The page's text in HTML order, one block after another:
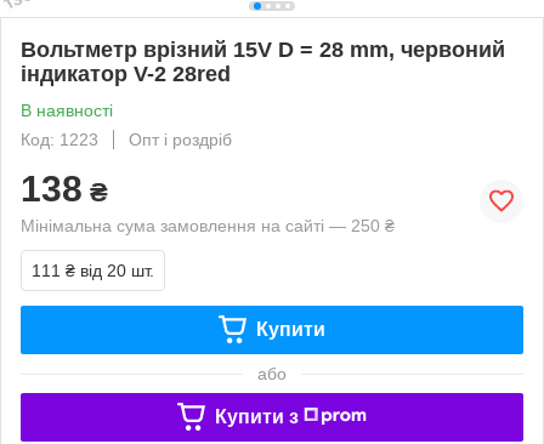
Вольтметр врізний 15V D = 28 mm, червоний
індикатор V-2 28red
В наявності
Код: 1223
Опт і роздріб
138 ₴
Мінімальна сума замовлення на сайті — 250 ₴
111 ₴ від 20 шт.
Купити
або
Купити з